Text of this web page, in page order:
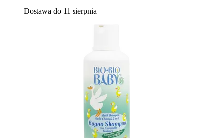
Dostawa do 11 sierpnia